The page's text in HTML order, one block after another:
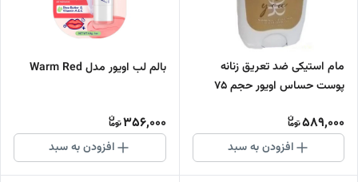
مام استیکی ضد تعریق زنانه
پوست حساس اویور حجم 75
589,000
افزودن به سبد
بالم لب اویور مدل Warm Red
356,000
افزودن به سبد